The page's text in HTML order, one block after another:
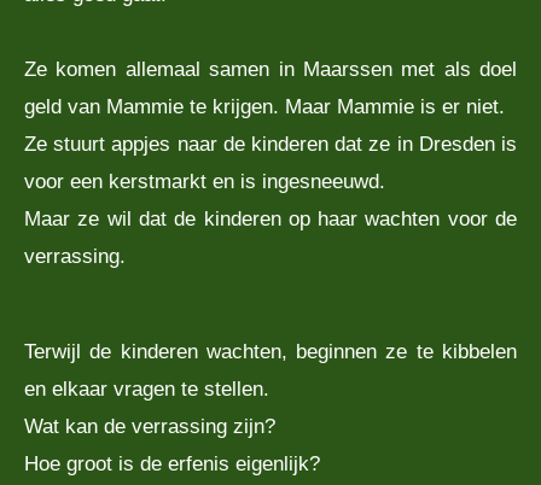
Ze komen allemaal samen in Maarssen met als doel
geld van Mammie te krijgen. Maar Mammie is er niet.
Ze stuurt appjes naar de kinderen dat ze in Dresden is
voor een kerstmarkt en is ingesneeuwd.
Maar ze wil dat de kinderen op haar wachten voor de
verrassing.
Terwijl de kinderen wachten, beginnen ze te kibbelen
en elkaar vragen te stellen.
Wat kan de verrassing zijn?
Hoe groot is de erfenis eigenlijk?